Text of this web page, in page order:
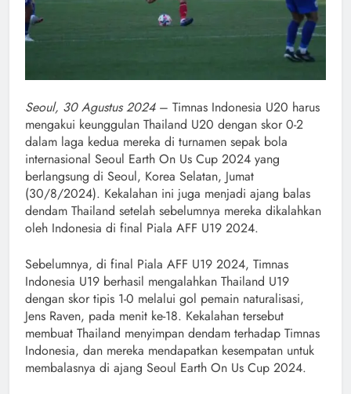
Seoul, 30 Agustus 2024– Timnas Indonesia U20 harus
mengakui keunggulan Thailand U20 dengan skor 0-2
dalam laga kedua mereka di turnamen sepak bola
internasional Seoul Earth On Us Cup 2024 yang
berlangsung di Seoul, Korea Selatan, Jumat
(30/8/2024). Kekalahan ini juga menjadi ajang balas
dendam Thailand setelah sebelumnya mereka dikalahkan
oleh Indonesia di final Piala AFF U19 2024.
Sebelumnya, di final Piala AFF U19 2024, Timnas
Indonesia U19 berhasil mengalahkan Thailand U19
dengan skor tipis 1-0 melalui gol pemain naturalisasi,
Jens Raven, pada menit ke-18. Kekalahan tersebut
membuat Thailand menyimpan dendam terhadap Timnas
Indonesia, dan mereka mendapatkan kesempatan untuk
membalasnya di ajang Seoul Earth On Us Cup 2024.